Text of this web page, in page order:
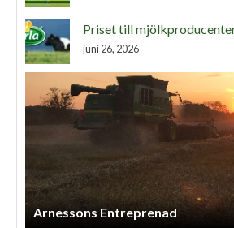
Priset till
juni 26, 2026
Arnessons Entreprenad